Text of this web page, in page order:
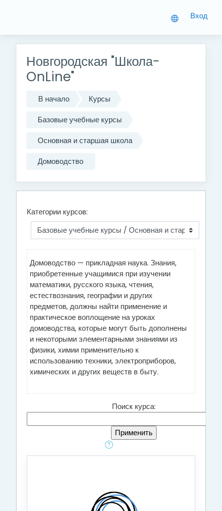
Вход
Новгородская "Школа-
OnLine"
В начало
Курсы
Базовые учебные курсы
Основная и старшая школа
Домоводство
Категории курсов:
Домоводство — прикладная наука. Знания,
приобретенные учащимися при изучении
математики, русского языка, чтения,
естествознания, географии и других
предметов, должны найти при­менение и
практическое воплощение на уроках
домоводства, ко­торые могут быть дополнены
и некоторыми элементарными зна­ниями из
физики, химии применительно к
использованию техники, электроприборов,
химических и других веществ в быту.